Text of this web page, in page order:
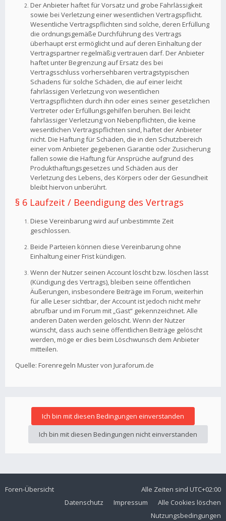
Der Anbieter haftet für Vorsatz und grobe Fahrlässigkeit
sowie bei Verletzung einer wesentlichen Vertragspflicht.
Wesentliche Vertragspflichten sind solche, deren Erfüllung
die ordnungsgemäße Durchführung des Vertrags
überhaupt erst ermöglicht und auf deren Einhaltung der
Vertragspartner regelmäßig vertrauen darf. Der Anbieter
haftet unter Begrenzung auf Ersatz des bei
Vertragsschluss vorhersehbaren vertragstypischen
Schadens für solche Schäden, die auf einer leicht
fahrlässigen Verletzung von wesentlichen
Vertragspflichten durch ihn oder eines seiner gesetzlichen
Vertreter oder Erfüllungsgehilfen beruhen. Bei leicht
fahrlässiger Verletzung von Nebenpflichten, die keine
wesentlichen Vertragspflichten sind, haftet der Anbieter
nicht. Die Haftung für Schäden, die in den Schutzbereich
einer vom Anbieter gegebenen Garantie oder Zusicherung
fallen sowie die Haftung für Ansprüche aufgrund des
Produkthaftungsgesetzes und Schäden aus der
Verletzung des Lebens, des Körpers oder der Gesundheit
bleibt hiervon unberührt.
§ 6 Laufzeit / Beendigung des Vertrags
Diese Vereinbarung wird auf unbestimmte Zeit
geschlossen.
Beide Parteien können diese Vereinbarung ohne
Einhaltung einer Frist kündigen.
Wenn der Nutzer seinen Account löscht bzw. löschen lässt
(Kündigung des Vertrags), bleiben seine öffentlichen
Äußerungen, insbesondere Beiträge im Forum, weiterhin
für alle Leser sichtbar, der Account ist jedoch nicht mehr
abrufbar und im Forum mit „Gast“ gekennzeichnet. Alle
anderen Daten werden gelöscht. Wenn der Nutzer
wünscht, dass auch seine öffentlichen Beiträge gelöscht
werden, möge er dies beim Löschwunsch dem Anbieter
mitteilen.
Quelle: Forenregeln Muster von Juraforum.de
Foren-Übersicht Alle Zeiten sind UTC+02:00
Alle Cookies löschen
Impressum
Datenschutz
Nutzungsbedingungen